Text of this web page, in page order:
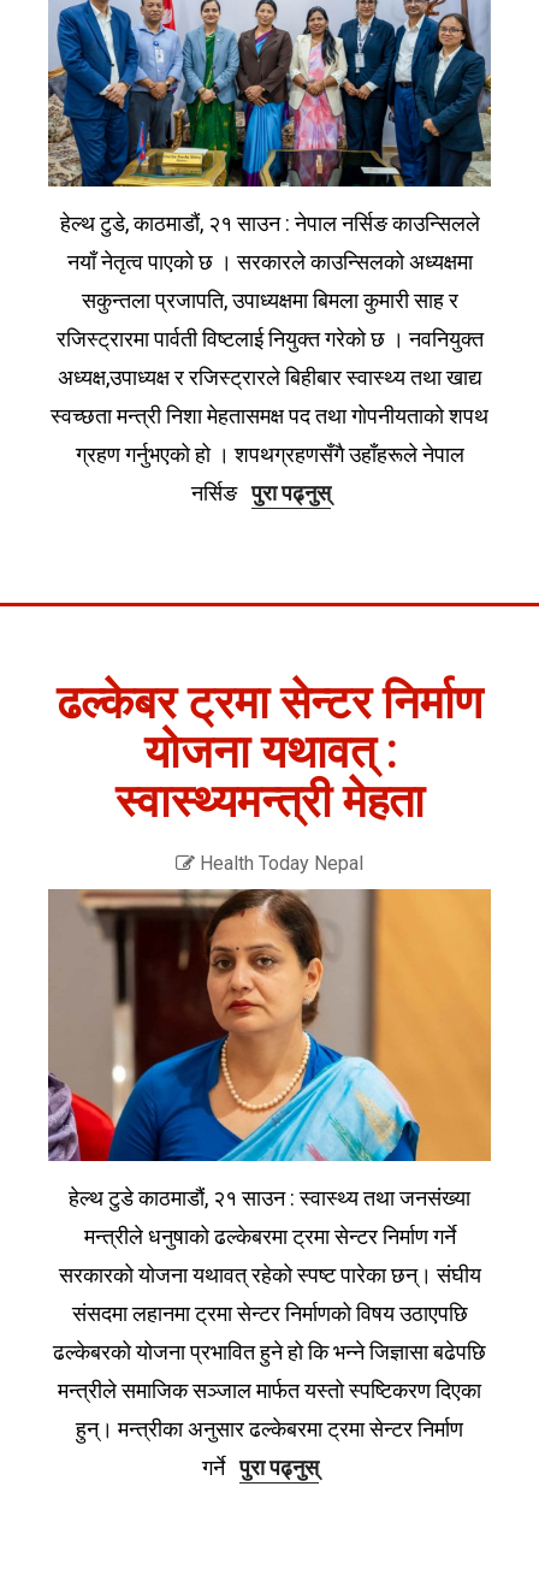
हेल्थ टुडे, काठमाडौं, २१ साउन : नेपाल नर्सिङ काउन्सिलले
नयाँ नेतृत्व पाएको छ । सरकारले काउन्सिलको अध्यक्षमा
सकुन्तला प्रजापति, उपाध्यक्षमा बिमला कुमारी साह र
रजिस्ट्रारमा पार्वती विष्टलाई नियुक्त गरेको छ । नवनियुक्त
अध्यक्ष,उपाध्यक्ष र रजिस्ट्रारले बिहीबार स्वास्थ्य तथा खाद्य
स्वच्छता मन्त्री निशा मेहतासमक्ष पद तथा गोपनीयताको शपथ
ग्रहण गर्नुभएको हो । शपथग्रहणसँगै उहाँहरूले नेपाल
नर्सिङपुरा पढ्नुस्
ढल्केबर ट्रमा सेन्टर निर्माण
योजना यथावत् :
स्वास्थ्यमन्त्री मेहता
Health Today Nepal
हेल्थ टुडे काठमाडौं, २१ साउन : स्वास्थ्य तथा जनसंख्या
मन्त्रीले धनुषाको ढल्केबरमा ट्रमा सेन्टर निर्माण गर्ने
सरकारको योजना यथावत् रहेको स्पष्ट पारेका छन्। संघीय
संसदमा लहानमा ट्रमा सेन्टर निर्माणको विषय उठाएपछि
ढल्केबरको योजना प्रभावित हुने हो कि भन्ने जिज्ञासा बढेपछि
मन्त्रीले समाजिक सञ्जाल मार्फत यस्तो स्पष्टिकरण दिएका
हुन्। मन्त्रीका अनुसार ढल्केबरमा ट्रमा सेन्टर निर्माण
गर्नेपुरा पढ्नुस्